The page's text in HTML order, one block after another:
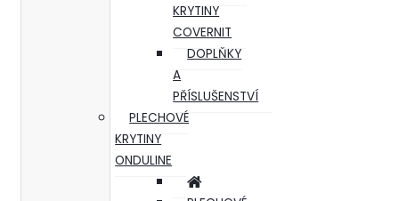
KRYTINY
COVERNIT
DOPLŇKY
A
PŘÍSLUŠENSTVÍ
PLECHOVÉ
KRYTINY
ONDULINE